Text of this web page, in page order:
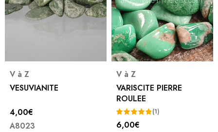
V à Z
VESUVIANITE
4,00€
A8023
V à Z
VARISCITE PIERRE
ROULEE
Note5.00
(1)
6,00€